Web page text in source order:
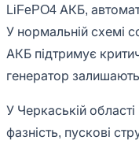
LiFePO4 АКБ,
У нормальній схемі
АКБ підтримує
генератор
У Черкаській
фазність, пускові